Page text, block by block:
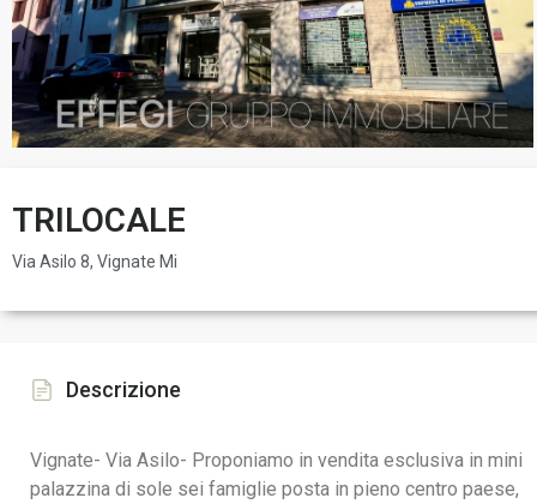
TRILOCALE
Via Asilo 8, Vignate Mi
Descrizione
Vignate- Via Asilo- Proponiamo in vendita esclusiva in mini
palazzina di sole sei famiglie posta in pieno centro paese,